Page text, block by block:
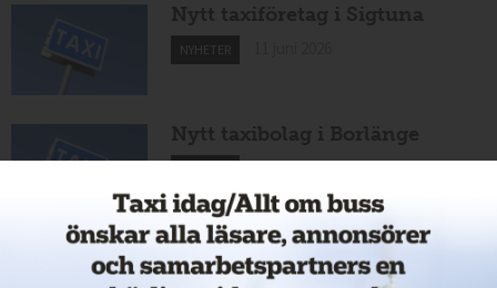
Nytt taxiföretag i Sigtuna
NYHETER
Nytt taxibolag i Borlänge
Taxibommar fick inte avsedd
effekt vid Lund C